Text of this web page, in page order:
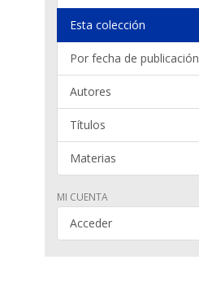
Esta colección
Por fecha de publicación
Autores
Títulos
Materias
MI CUENTA
Acceder